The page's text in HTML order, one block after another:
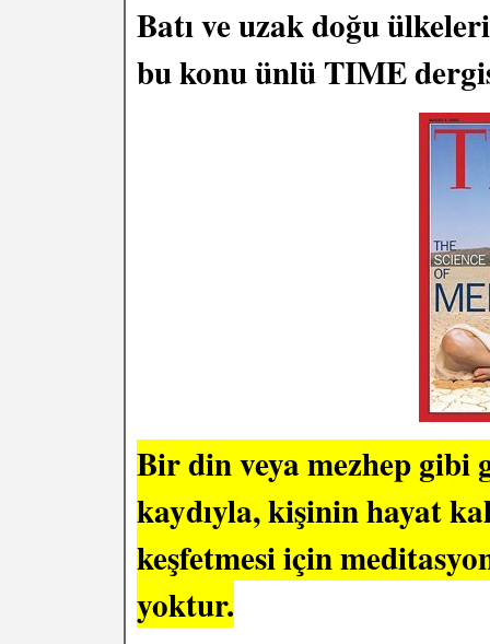
Batı ve uzak doğu
bu konu ünlü TIME
Bir din veya mezhep gibi
kaydıyla, kişinin hayat
keşfetmesi için
yoktur.